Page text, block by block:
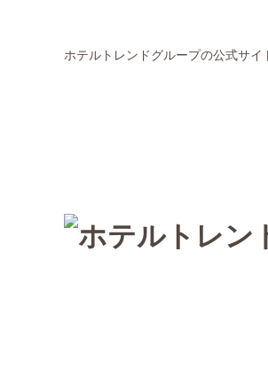
ホテルトレンドグループの公式サイ